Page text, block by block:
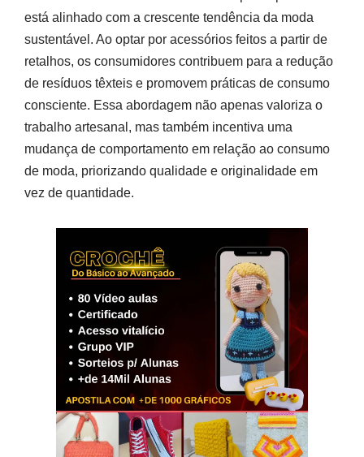
está alinhado com a crescente tendência da moda
sustentável. Ao optar por acessórios feitos a partir de
retalhos, os consumidores contribuem para a redução
de resíduos têxteis e promovem práticas de consumo
consciente. Essa abordagem não apenas valoriza o
trabalho artesanal, mas também incentiva uma
mudança de comportamento em relação ao consumo
de moda, priorizando qualidade e originalidade em
vez de quantidade.